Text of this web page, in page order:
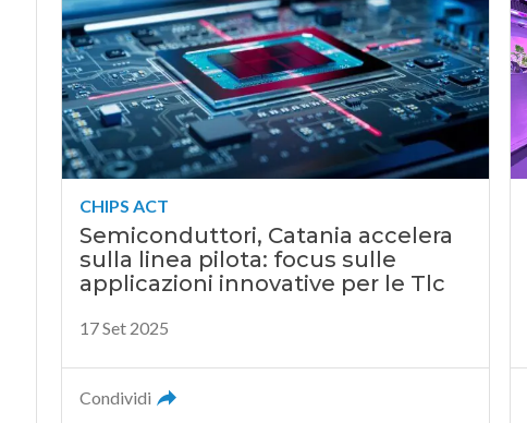
CHIPS ACT
Semiconduttori, Catania accelera
sulla linea pilota: focus sulle
applicazioni innovative per le Tlc
17 Set 2025
Condividi